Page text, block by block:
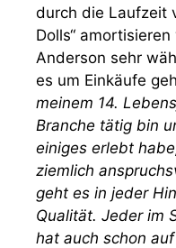
durch die Laufzeit
Dolls“
Anderson sehr
es um Einkäufe
meinem 14.
Branche tätig bin
einiges erlebt
ziemlich
geht es in jeder
Qualität. Jeder im
hat auch schon